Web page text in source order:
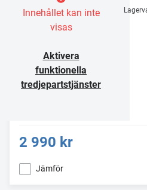
Innehållet kan inte
visas
Aktivera
funktionella
tredjepartstjänster
2 990 kr
Jämför